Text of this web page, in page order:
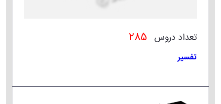
تعداد دروس 285
تفسیر